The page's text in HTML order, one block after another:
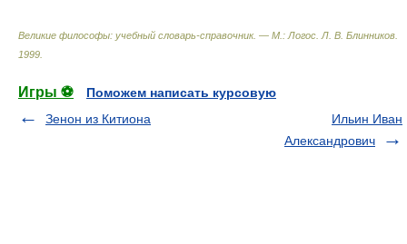
Великие философы: учебный словарь-справочник. — М.: Логос Л. В. Блинников
1999
Игры ⚽
Поможем написать курсовую
Зенон из Китиона
Ильин Иван
Александрович